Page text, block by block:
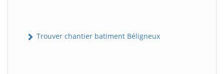
Trouver chantier batiment Béligneux